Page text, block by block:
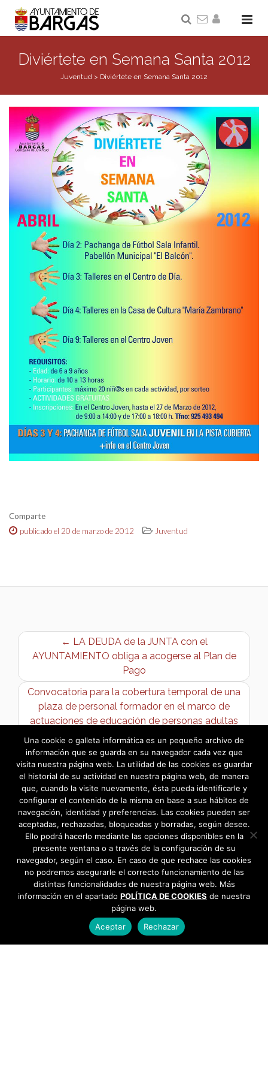
Diviértete en Semana Santa 2012
Juventud > Diviértete en Semana Santa 2012
Comparte
publicado el 20 de marzo de 2012
Juventud
← LA DEUDA de la JUNTA con el
AYUNTAMIENTO obliga a acogerse al Plan de
Pago
Convocatoria para la cobertura temporal de una
plaza de personal formador en el marco de
actuaciones de educación de personas adultas
en Bargas durante el curso 2011/2012. →
Una cookie o galleta informática es un pequeño archivo de
información que se guarda en su navegador cada vez que
visita nuestra página web. La utilidad de las cookies es guardar
el historial de su actividad en nuestra página web, de manera
que, cuando la visite nuevamente, ésta pueda identificarle y
configurar el contenido de la misma en base a sus hábitos de
navegación, identidad y preferencias. Las cookies pueden ser
aceptadas, rechazadas, bloqueadas y borradas, según desee.
Ello podrá hacerlo mediante las opciones disponibles en la
presente ventana o a través de la configuración de su
navegador, según el caso. En caso de que rechace las cookies
no podremos asegurarle el correcto funcionamiento de las
distintas funcionalidades de nuestra página web. Más
información en el apartado POLÍTICA DE COOKIES de nuestra
página web.
Aceptar
Rechazar